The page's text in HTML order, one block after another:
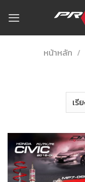
content
หน้าหลัก /